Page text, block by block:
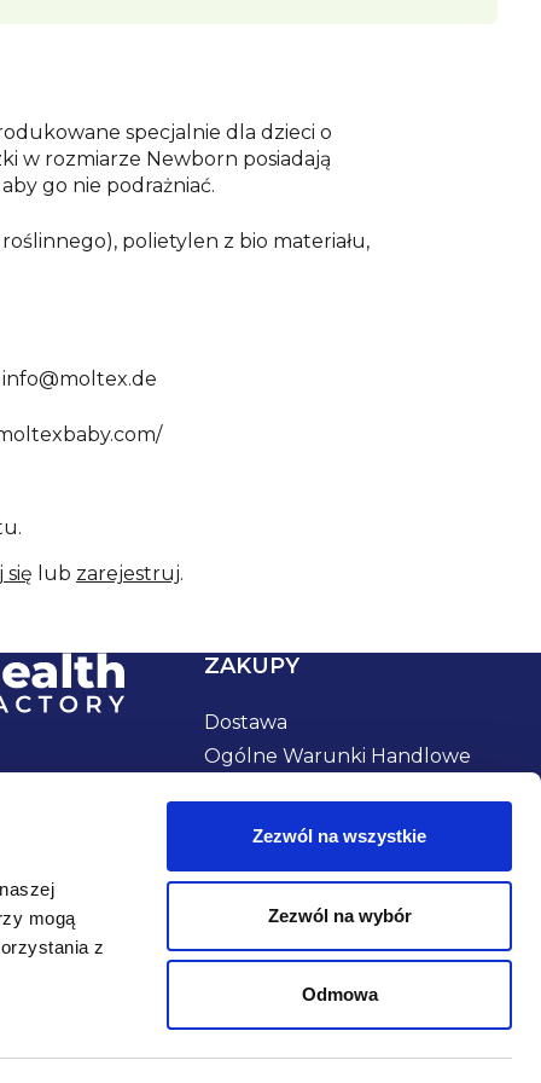
mogą
z
Zezwól na wszystkie
Zezwól na wybór
Odmowa
specjalnie dla dzieci o
w rozmiarze Newborn posiadają
go nie podrażniać.
polietylen z bio materiału,
się lub zarejestruj.
ZAKUPY
Dostawa
Ogólne Warunki Handlowe
Kupony rabatowe
Cookies